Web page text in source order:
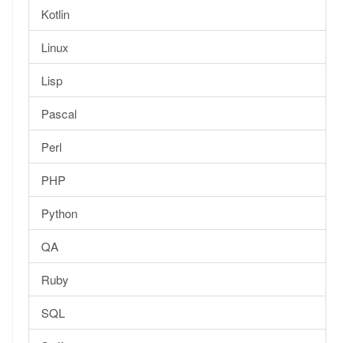
Kotlin
Linux
Lisp
Pascal
Perl
PHP
Python
QA
Ruby
SQL